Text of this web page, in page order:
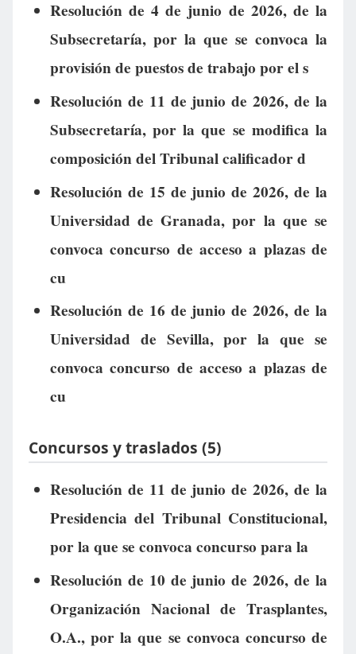
Resolución de 4 de junio de 2026, de la
Subsecretaría, por la que se convoca la
provisión de puestos de trabajo por el s
Resolución de 11 de junio de 2026, de la
Subsecretaría, por la que se modifica la
composición del Tribunal calificador d
Resolución de 15 de junio de 2026, de la
Universidad de Granada, por la que se
convoca concurso de acceso a plazas de
cu
Resolución de 16 de junio de 2026, de la
Universidad de Sevilla, por la que se
convoca concurso de acceso a plazas de
cu
Concursos y traslados (5)
Resolución de 11 de junio de 2026, de la
Presidencia del Tribunal Constitucional,
por la que se convoca concurso para la
Resolución de 10 de junio de 2026, de la
Organización Nacional de Trasplantes,
O.A., por la que se convoca concurso de